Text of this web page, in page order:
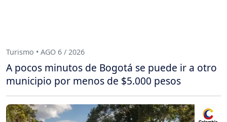
Turismo • AGO 6 / 2026
A pocos minutos de Bogotá se puede ir a otro
municipio por menos de $5.000 pesos